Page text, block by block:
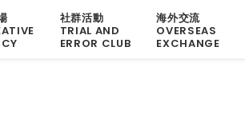
社群活動
TRIAL AND
ERROR CLUB
海外交流
OVERSEAS
EXCHANGE